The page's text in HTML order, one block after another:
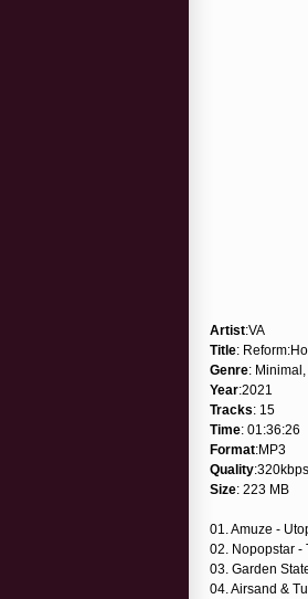
Artist:VA
Title:
Genre:
Year:2021
Tracks: 15
Time: 01:36:26
Format:MP3
Quality:320kbps
Size: 223 MB
01. Amuze -
02. Nopopstar -
03. Garden
04. Airsand &